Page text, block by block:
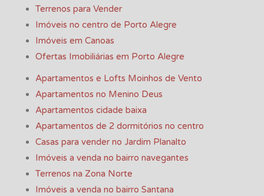
Terrenos para Vender
Imóveis no centro de Porto Alegre
Imóveis em Canoas
Ofertas Imobiliárias em Porto Alegre
Apartamentos e Lofts Moinhos de Vento
Apartamentos no Menino Deus
Apartamentos cidade baixa
Apartamentos de 2 dormitórios no centro
Casas para vender no Jardim Planalto
Imóveis a venda no bairro navegantes
Terrenos na Zona Norte
Imóveis a venda no bairro Santana